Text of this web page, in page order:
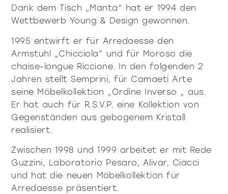
Dank dem Tisch „Manta“ hat er 1994 den
Wettbewerb Young & Design gewonnen.
1995 entwirft er für Arredaesse den
Armstuhl „Chicciola“ und für Moroso die
chaise-longue Riccione. In den folgenden 2
Jahren stellt Semprini, für Camaeti Arte
seine Möbelkollektion „Ordine Inverso „ aus.
Er hat auch für R.S.V.P. eine Kollektion von
Gegenständen aus gebogenem Kristall
realisiert.
Zwischen 1998 und 1999 arbeitet er mit Rede
Guzzini, Laboratorio Pesaro, Alivar, Ciacci
und hat die neuen Möbelkollektion für
Arredaesse präsentiert.